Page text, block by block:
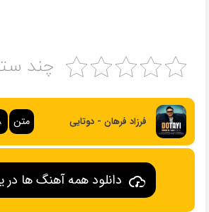
چند
فرزاد فرهان - دوتایی متن
دانلود همه آهنگ ها در